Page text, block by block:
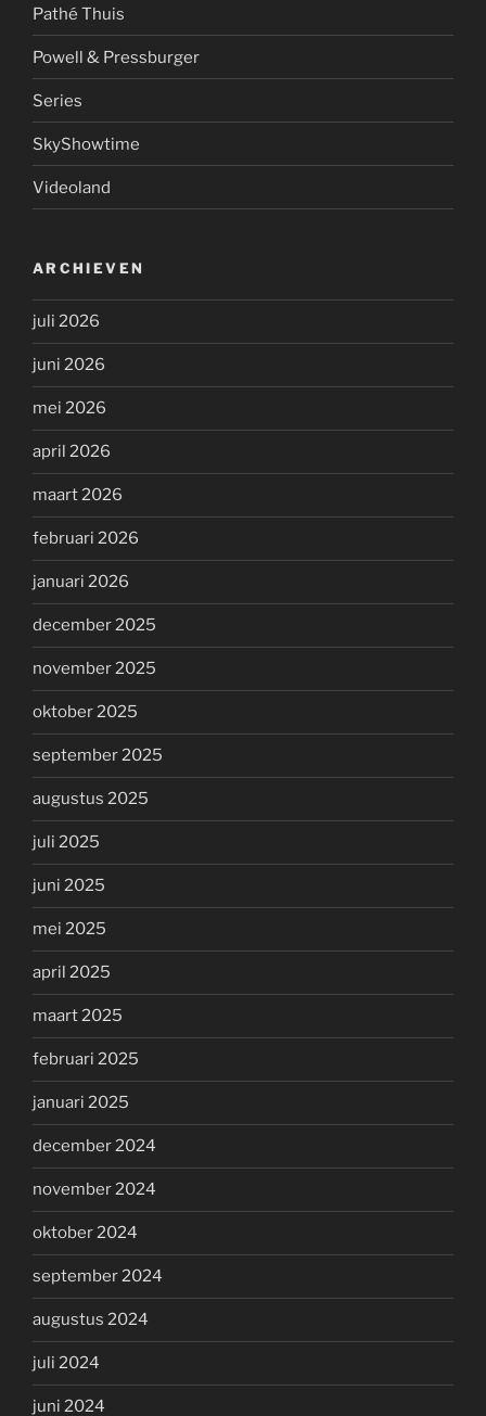
Pathé Thuis
Powell & Pressburger
Series
SkyShowtime
Videoland
ARCHIEVEN
juli 2026
juni 2026
mei 2026
april 2026
maart 2026
februari 2026
januari 2026
december 2025
november 2025
oktober 2025
september 2025
augustus 2025
juli 2025
juni 2025
mei 2025
april 2025
maart 2025
februari 2025
januari 2025
december 2024
november 2024
oktober 2024
september 2024
augustus 2024
juli 2024
juni 2024